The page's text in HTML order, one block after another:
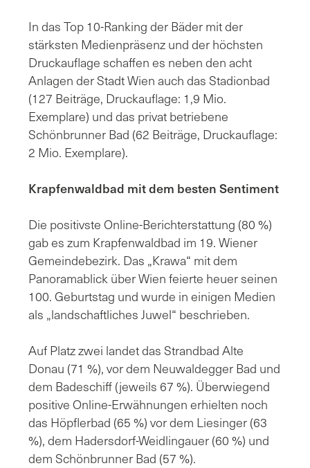
In das Top 10-Ranking der Bäder mit der
stärksten Medienpräsenz und der höchsten
Druckauflage schaffen es neben den acht
Anlagen der Stadt Wien auch das Stadionbad
(127 Beiträge, Druckauflage: 1,9 Mio.
Exemplare) und das privat betriebene
Schönbrunner Bad (62 Beiträge, Druckauflage:
2 Mio. Exemplare).
Krapfenwaldbad mit dem besten Sentiment
Die positivste Online-Berichterstattung (80 %)
gab es zum Krapfenwaldbad im 19. Wiener
Gemeindebezirk. Das „Krawa“ mit dem
Panoramablick über Wien feierte heuer seinen
100. Geburtstag und wurde in einigen Medien
als „landschaftliches Juwel“ beschrieben.
Auf Platz zwei landet das Strandbad Alte
Donau (71 %), vor dem Neuwaldegger Bad und
dem Badeschiff (jeweils 67 %). Überwiegend
positive Online-Erwähnungen erhielten noch
das Höpflerbad (65 %) vor dem Liesinger (63
%), dem Hadersdorf-Weidlingauer (60 %) und
dem Schönbrunner Bad (57 %).